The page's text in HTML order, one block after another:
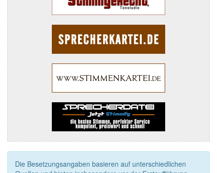
Die Besetzungsangaben basieren auf unterschiedlichen